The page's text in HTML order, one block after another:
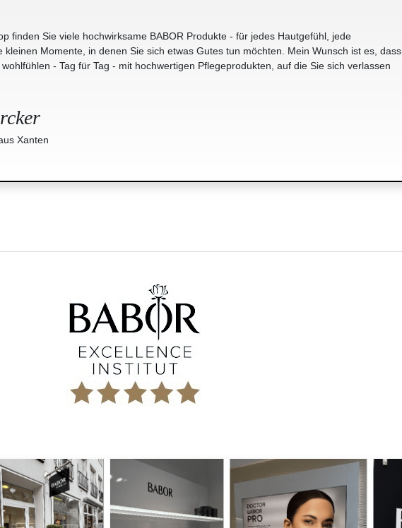
finden Sie viele hochwirksame BABOR Produkte - für jedes Hautgefühl, jede
kleinen Momente, in denen Sie sich etwas Gutes tun möchten. Mein Wunsch ist es, dass
- Tag für Tag - mit hochwertigen Pflegeprodukten, auf die Sie sich verlassen
Xanten